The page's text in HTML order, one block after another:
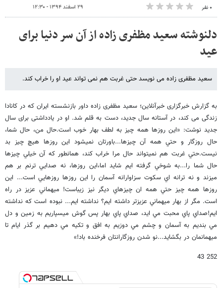
۰ نفر ۲۹ اسفند ۱۳۹۴ - ۱۲:۳۰
دلنوشته سعید مظفری زاده از آن سر دنیا برای
عید
سعید مظفری زاده می نویسد حتی غربت هم نمی تواند عید او را خراب کند.
به گزارش خبرگزاری خبرآنلاین؛ سعید مظفری زاده داور بازنشسته ایران که در کانادا
زندگی می کند، در آستانه سال جدید، دست به قلم شد. او در یادداشتی برای سال
جدید نوشت: «اين روزها همه چيز به لطف بهار خوب است.حال من، حال شما،
حال روزگار و حتي همه آن چيزها...باورتان نميشود اين روزها هيچ چيز بد
نيست.حتي غربت هم نميتواند حال مرا خراب كند، همانطور كه آن خيلي چيزها
حال شما را...به شوخي گرفته ايم شايد اما،اين روزها، نه صدايي ترنم بر هم
ميزند و نه ترانه اي سكوت سزاوارانه آسمان را اين روزها روزهايي است... اين
روزها همه چيز حتي همه ان چيزهاي ديگر نيز زيباست! ميهماني عزيز در راه
است. مگر از بهار ميهماني عزيزتر داشته ايم؟ نداشته ايم... نبوده است كه نداشته
ايم!صداي پاي محبت مي ايد، صداي پاي بهار پس گوش ميسپاريم به زمين و دل
مي بنديم به آسمان و چشم مي دوزيم به افق و تكيه مي دهيم بر گذر ايام تا
ميهمانمان در بگشايد...نو شدن روزگارانتان فرخنده باد!»
252 43